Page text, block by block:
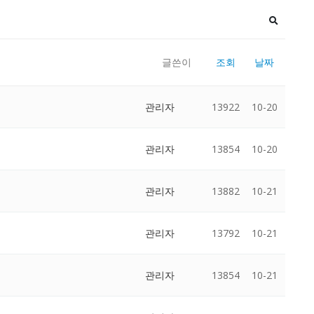
글쓴이 조회 날짜
관리자 13922 10-20
관리자 13854 10-20
관리자 13882 10-21
관리자 13792 10-21
관리자 13854 10-21